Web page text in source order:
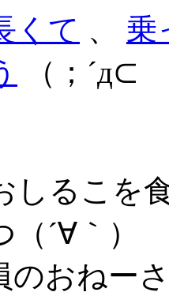
くて 、 乗
（；´д⊂
しるこを
´∀｀）
のおねー